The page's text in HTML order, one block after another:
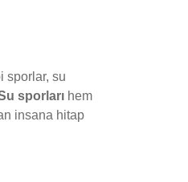
sporlar, su
sporları hem
insana hitap